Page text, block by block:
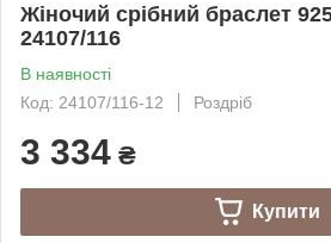
Жіночий срібний браслет
24107/116
В наявності
Код: 24107/116-12
Роздріб
3 334 ₴
Купити